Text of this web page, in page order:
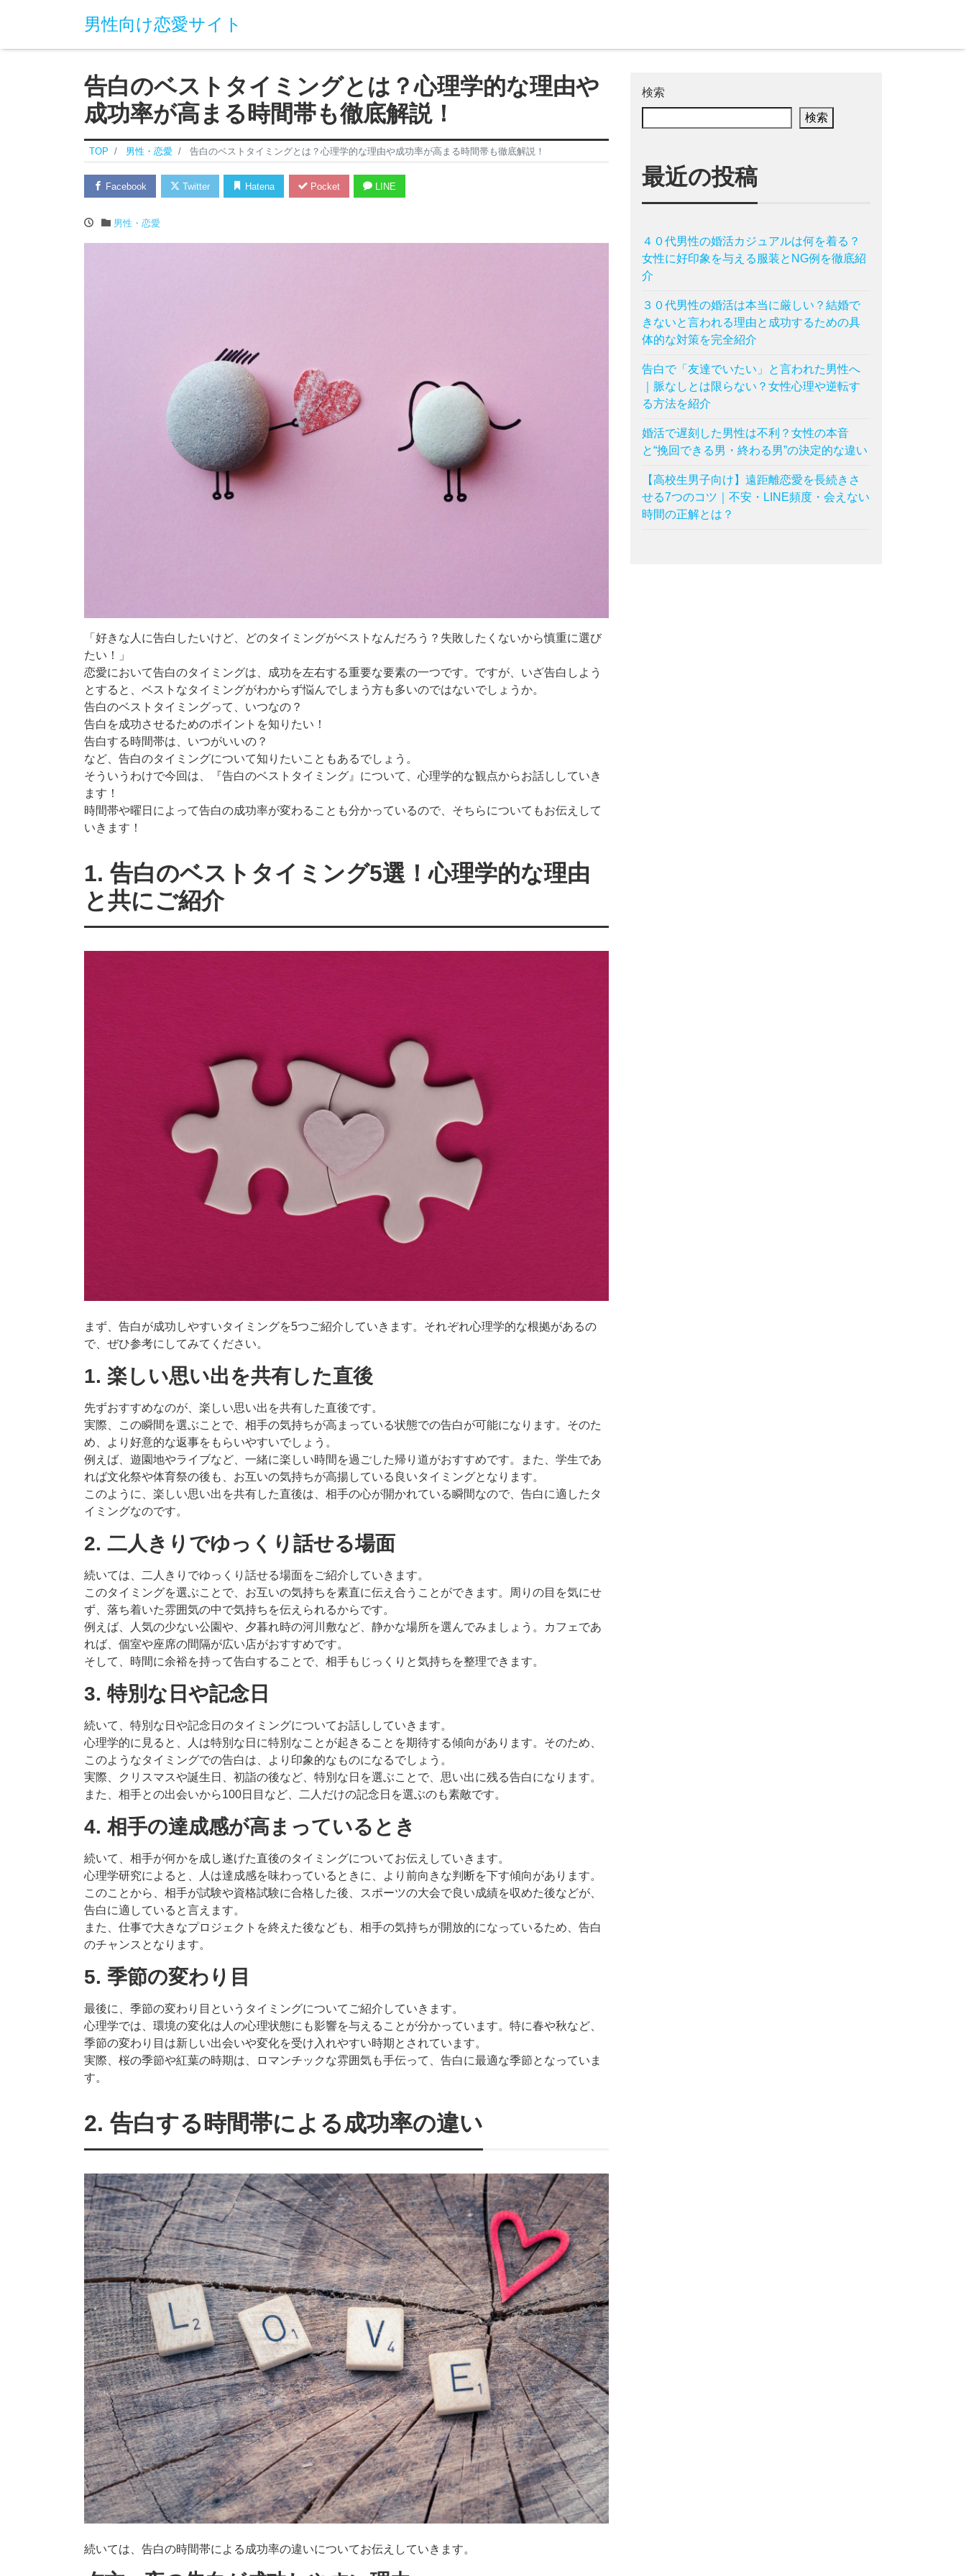
男性向け恋愛サイト
告白のベストタイミングとは？心理学的な理由や
成功率が高まる時間帯も徹底解説！
TOP 男性・恋愛 告白のベストタイミングとは？心理学的な理由や成功率が高まる時間帯も徹底解説！
Facebook Twitter Hatena Pocket LINE
男性・恋愛
「好きな人に告白したいけど、どのタイミングがベストなんだろう？失敗したくないから慎重に選び
たい！」
恋愛において告白のタイミングは、成功を左右する重要な要素の一つです。ですが、いざ告白しよう
とすると、ベストなタイミングがわからず悩んでしまう方も多いのではないでしょうか。
告白のベストタイミングって、いつなの？
告白を成功させるためのポイントを知りたい！
告白する時間帯は、いつがいいの？
など、告白のタイミングについて知りたいこともあるでしょう。
そういうわけで今回は、『告白のベストタイミング』について、心理学的な観点からお話ししていき
ます！
時間帯や曜日によって告白の成功率が変わることも分かっているので、そちらについてもお伝えして
いきます！
1. 告白のベストタイミング5選！心理学的な理由
と共にご紹介
まず、告白が成功しやすいタイミングを5つご紹介していきます。それぞれ心理学的な根拠があるの
で、ぜひ参考にしてみてください。
1. 楽しい思い出を共有した直後
先ずおすすめなのが、楽しい思い出を共有した直後です。
実際、この瞬間を選ぶことで、相手の気持ちが高まっている状態での告白が可能になります。そのた
め、より好意的な返事をもらいやすいでしょう。
例えば、遊園地やライブなど、一緒に楽しい時間を過ごした帰り道がおすすめです。また、学生であ
れば文化祭や体育祭の後も、お互いの気持ちが高揚している良いタイミングとなります。
このように、楽しい思い出を共有した直後は、相手の心が開かれている瞬間なので、告白に適したタ
イミングなのです。
2. 二人きりでゆっくり話せる場面
続いては、二人きりでゆっくり話せる場面をご紹介していきます。
このタイミングを選ぶことで、お互いの気持ちを素直に伝え合うことができます。周りの目を気にせ
ず、落ち着いた雰囲気の中で気持ちを伝えられるからです。
例えば、人気の少ない公園や、夕暮れ時の河川敷など、静かな場所を選んでみましょう。カフェであ
れば、個室や座席の間隔が広い店がおすすめです。
そして、時間に余裕を持って告白することで、相手もじっくりと気持ちを整理できます。
3. 特別な日や記念日
続いて、特別な日や記念日のタイミングについてお話ししていきます。
心理学的に見ると、人は特別な日に特別なことが起きることを期待する傾向があります。そのため、
このようなタイミングでの告白は、より印象的なものになるでしょう。
実際、クリスマスや誕生日、初詣の後など、特別な日を選ぶことで、思い出に残る告白になります。
また、相手との出会いから100日目など、二人だけの記念日を選ぶのも素敵です。
4. 相手の達成感が高まっているとき
続いて、相手が何かを成し遂げた直後のタイミングについてお伝えしていきます。
心理学研究によると、人は達成感を味わっているときに、より前向きな判断を下す傾向があります。
このことから、相手が試験や資格試験に合格した後、スポーツの大会で良い成績を収めた後などが、
告白に適していると言えます。
また、仕事で大きなプロジェクトを終えた後なども、相手の気持ちが開放的になっているため、告白
のチャンスとなります。
5. 季節の変わり目
最後に、季節の変わり目というタイミングについてご紹介していきます。
心理学では、環境の変化は人の心理状態にも影響を与えることが分かっています。特に春や秋など、
季節の変わり目は新しい出会いや変化を受け入れやすい時期とされています。
実際、桜の季節や紅葉の時期は、ロマンチックな雰囲気も手伝って、告白に最適な季節となっていま
す。
2. 告白する時間帯による成功率の違い
続いては、告白の時間帯による成功率の違いについてお伝えしていきます。
検索
検索
最近の投稿
４０代男性の婚活カジュアルは何を着る？
女性に好印象を与える服装とNG例を徹底紹
介
３０代男性の婚活は本当に厳しい？結婚で
きないと言われる理由と成功するための具
体的な対策を完全紹介
告白で「友達でいたい」と言われた男性へ
｜脈なしとは限らない？女性心理や逆転す
る方法を紹介
婚活で遅刻した男性は不利？女性の本音
と“挽回できる男・終わる男”の決定的な違い
【高校生男子向け】遠距離恋愛を長続きさ
せる7つのコツ｜不安・LINE頻度・会えない
時間の正解とは？